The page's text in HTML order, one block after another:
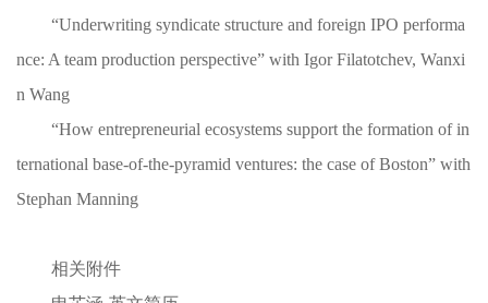
“Underwriting syndicate structure and foreign IPO performa
nce: A team production perspective” with Igor Filatotchev, Wanxi
n Wang
“How entrepreneurial ecosystems support the formation of in
ternational base-of-the-pyramid ventures: the case of Boston” with
Stephan Manning
相关附件